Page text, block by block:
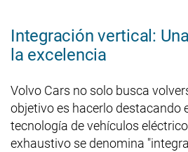
Integración vertical:
la excelencia
Volvo Cars no solo busca
objetivo es hacerlo destacando
tecnología de vehículos
exhaustivo se denomina